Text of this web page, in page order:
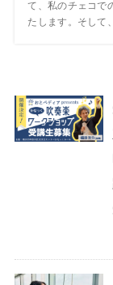
て、私のチェコで
たします。そして